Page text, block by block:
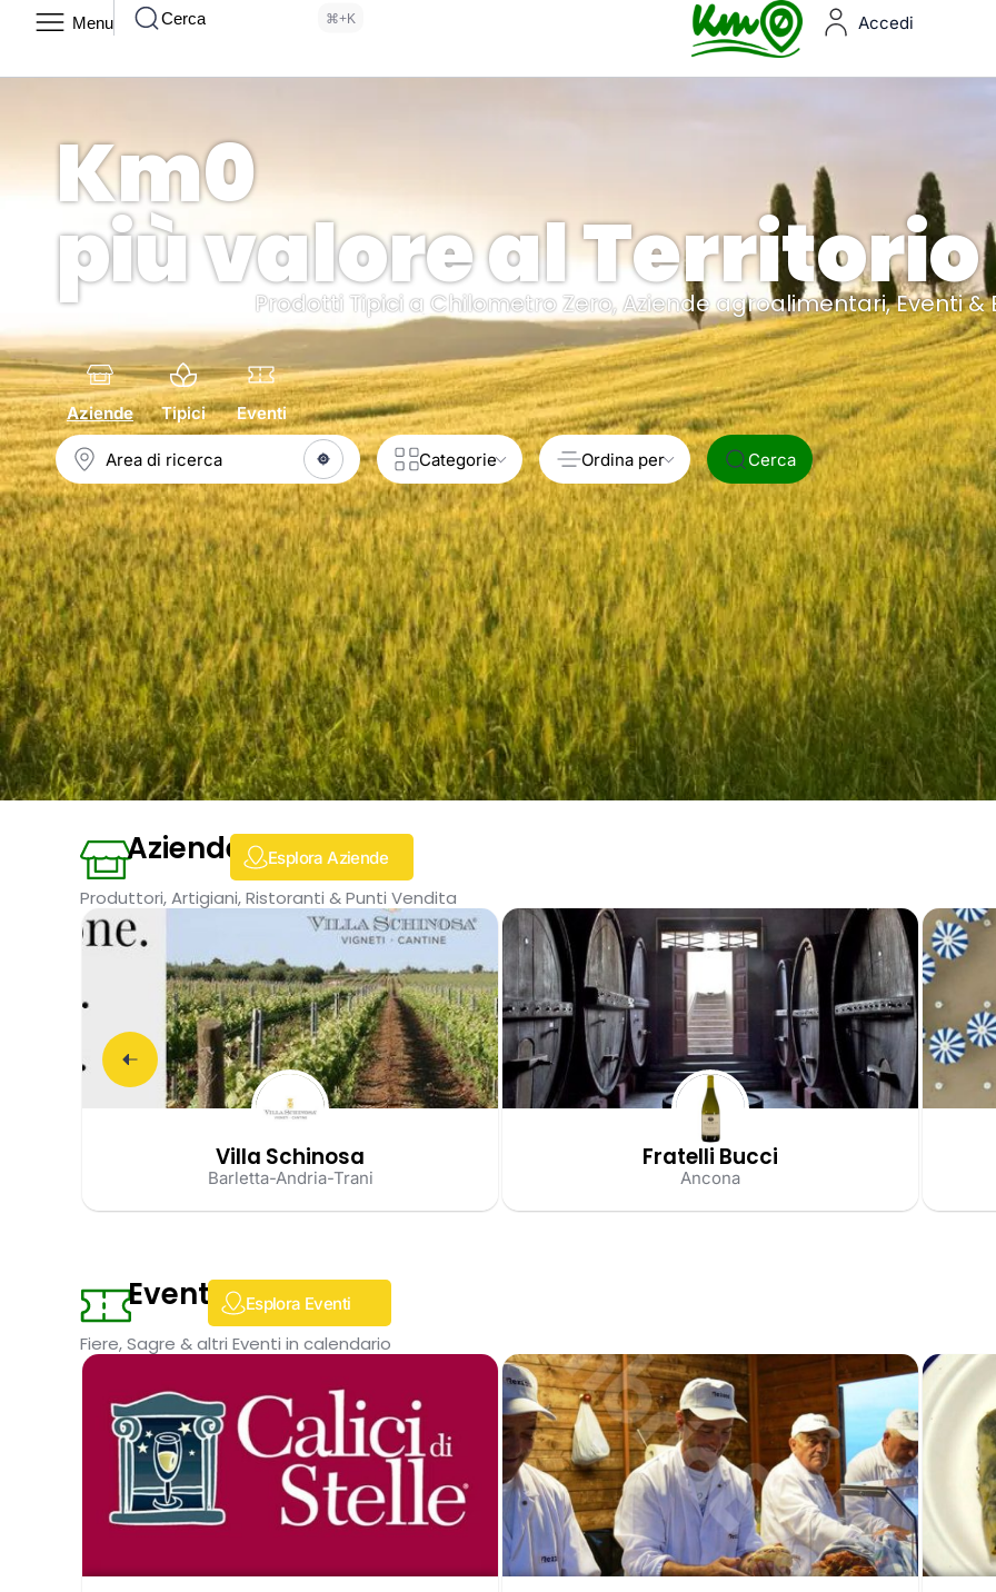
Menu Cerca ⌘+K Accedi
Km0
più valore al Territorio
Prodotti Tipici a Chilometro Zero, Aziende agroalimentari, Eventi
Aziende Tipici Eventi
Categorie Ordina per Cerca
Aziende Esplora Aziende
Produttori, Artigiani, Ristoranti & Punti Vendita
Villa Schinosa
Barletta-Andria-Trani
Fratelli Bucci
Ancona
Eventi Esplora Eventi
Fiere, Sagre & altri Eventi in calendario